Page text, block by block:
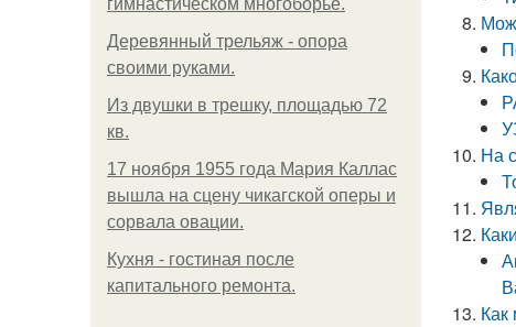
гимнастическом многоборье.
Деревянный трельяж - опора
своими руками.
Из двушки в трешку, площадью 72
кв.
17 ноября 1955 года Мария Каллас
вышла на сцену чикагской оперы и
сорвала овации.
Кухня - гостиная после
капитального ремонта.
На
Как